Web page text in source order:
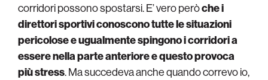
corridori possono spostarsi. E’ vero peròche i
direttori sportivi conoscono tutte le situazioni
pericolose e ugualmente spingono i corridori a
essere nella parte anteriore e questo provoca
più stress. Ma succedeva anche quando correvo io,